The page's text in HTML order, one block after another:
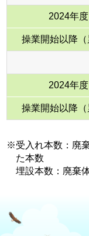
2024年度
操業開始以降（
2024年度
操業開始以降（
※受入れ本数：廃
た本数
埋設本数：廃棄